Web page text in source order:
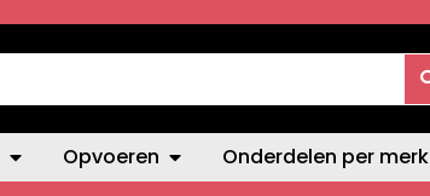
Opvoeren Onderdelen per merk